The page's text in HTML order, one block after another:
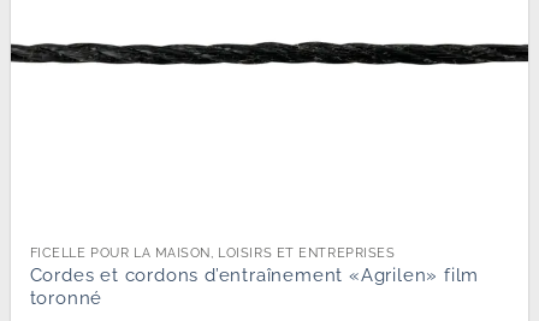
FICELLE POUR LA MAISON, LOISIRS ET ENTREPRISES
Cordes et cordons d’entraînement «Agrilen» film
toronné